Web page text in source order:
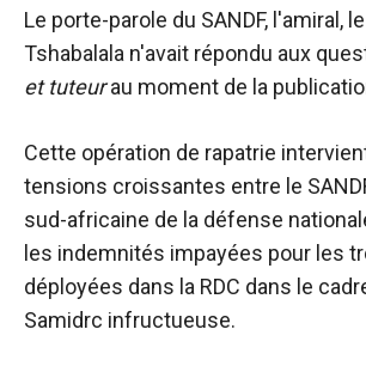
Le porte-parole du SANDF, l'amiral,
Tshabalala n'avait répondu aux
et tuteurau moment de la
Cette opération de rapatrie
tensions croissantes entre le
sud-africaine de la défense
les indemnités impayées pour les
déployées dans la RDC dans le
Samidrc infructueuse.